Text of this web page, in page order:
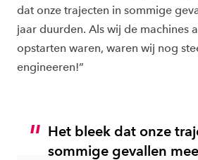
dat onze trajecten in sommige
jaar duurden. Als wij de machines
opstarten waren, waren wij nog
engineeren!”
Het bleek dat onze
sommige gevallen